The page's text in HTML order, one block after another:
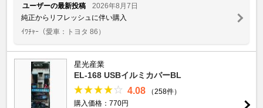
ユーザーの最新投稿
2026年8月7日
純正からリフレッシュに伴い購入
ｲﾜﾁｬｰ （愛車：トヨタ 86）
星光産業
EL-168 USBイルミカバーBL
4.08
（258件）
購入価格：770円